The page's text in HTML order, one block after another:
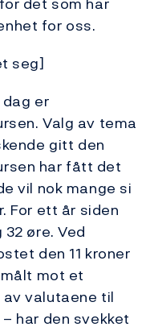
for oss.
seg]
er
Valg av tema
gitt den
har fått det
vil nok mange si
For ett år siden
øre. Ved
den 11 kroner
mot et
valutaene til
har den svekket